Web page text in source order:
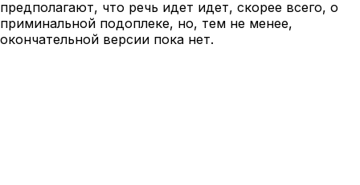
предполагают, что речь идет идет, скорее всего, о
приминальной подоплеке, но, тем не менее,
окончательной версии пока нет.